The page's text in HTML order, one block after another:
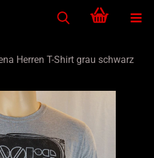
Herren T-Shirt grau schwarz